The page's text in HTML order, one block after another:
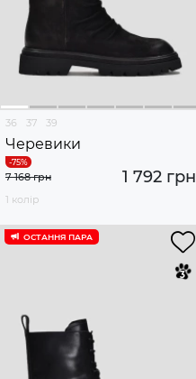
36 37 39
Черевики
1 792 грн
7 168 грн
1 колір
ОСТАННЯ ПАРА